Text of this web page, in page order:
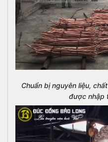
Chuẩn bị nguyên liệu,
được nhập